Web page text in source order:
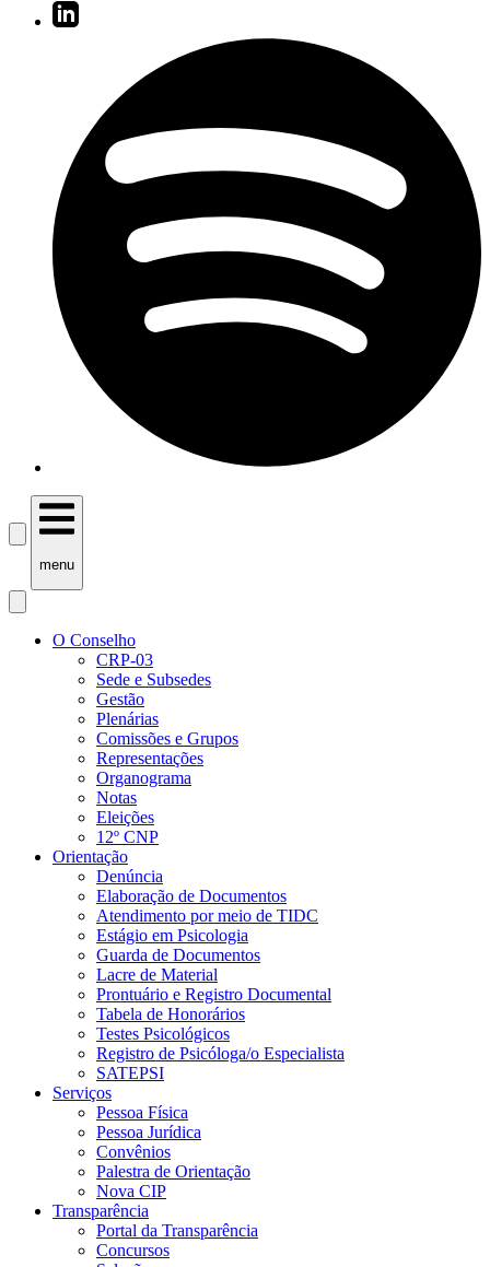
menu
O Conselho
CRP-03
Sede e Subsedes
Gestão
Plenárias
Comissões e Grupos
Representações
Organograma
Notas
Eleições
12º CNP
Orientação
Denúncia
Elaboração de Documentos
Atendimento por meio de TIDC
Estágio em Psicologia
Guarda de Documentos
Lacre de Material
Prontuário e Registro Documental
Tabela de Honorários
Testes Psicológicos
Registro de Psicóloga/o Especialista
SATEPSI
Serviços
Pessoa Física
Pessoa Jurídica
Convênios
Palestra de Orientação
Nova CIP
Transparência
Portal da Transparência
Concursos